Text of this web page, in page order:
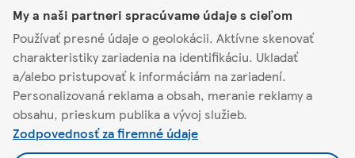
My a naši partneri spracúvame údaje s cieľom
Používať presné údaje o geolokácii. Aktívne skenovať
charakteristiky zariadenia na identifikáciu. Ukladať
a/alebo pristupovať k informáciám na zariadení.
Personalizovaná reklama a obsah, meranie reklamy a
obsahu, prieskum publika a vývoj služieb.
Zodpovednosť za firemné údaje
O Tescu
Pomoc a kontakt
Naša ponuka
Pravidlá a nastavenia